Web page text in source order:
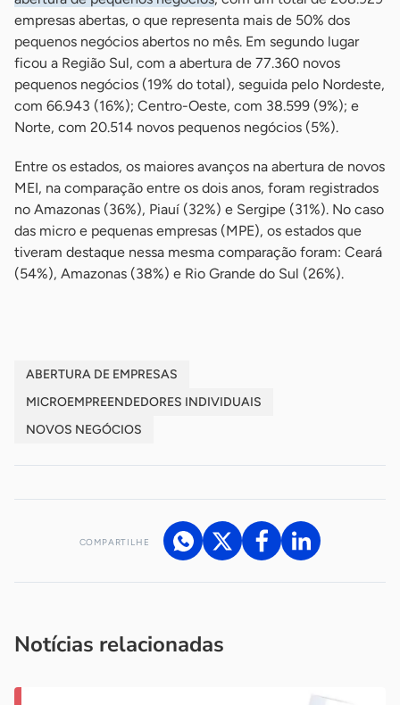
empresas abertas, o que representa mais de 50% dos
pequenos negócios abertos no mês. Em segundo lugar
ficou a Região Sul, com a abertura de 77.360 novos
pequenos negócios (19% do total), seguida pelo Nordeste,
com 66.943 (16%); Centro-Oeste, com 38.599 (9%); e
Norte, com 20.514 novos pequenos negócios (5%).
Entre os estados, os maiores avanços na abertura de novos
MEI, na comparação entre os dois anos, foram registrados
no Amazonas (36%), Piauí (32%) e Sergipe (31%). No caso
das micro e pequenas empresas (MPE), os estados que
tiveram destaque nessa mesma comparação foram: Ceará
(54%), Amazonas (38%) e Rio Grande do Sul (26%).
ABERTURA DE EMPRESAS
MICROEMPREENDEDORES INDIVIDUAIS
NOVOS NEGÓCIOS
COMPARTILHE
Notícias relacionadas